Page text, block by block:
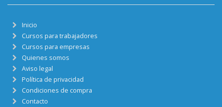
Inicio
Cursos para trabajadores
Cursos para empresas
Quienes somos
Aviso legal
Política de privacidad
Condiciones de compra
Contacto